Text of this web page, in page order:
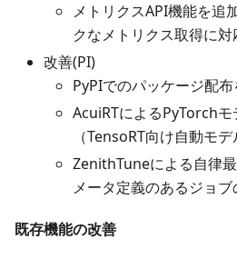
メトリクスAPI機能を追
クなメトリクス取得に対
改善(PI)
PyPIでのパッケージ配
AcuiRTによるPyTorch
（TensoRT向け自動モデ
ZenithTuneによる自律
メータ定義のあるジョブ
既存機能の改善